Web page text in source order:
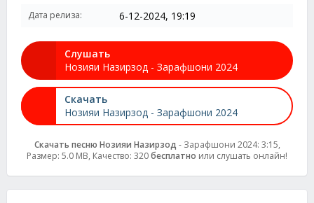
Дата релиза: 6-12-2024, 19:19
Слушать
Нозияи Назирзод - Зарафшони 2024
Скачать
Нозияи Назирзод - Зарафшони 2024
Скачать песню Нозияи Назирзод - Зарафшони 2024: 3:15,
Размер: 5.0 MB, Качество: 320бесплатно или слушать онлайн!